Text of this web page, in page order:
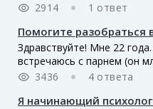
2914
1 ответ
Помогите разобраться
Здравствуйте! Мне 22
встречаюсь с парнем (он
3436
4 ответа
Я начинающий